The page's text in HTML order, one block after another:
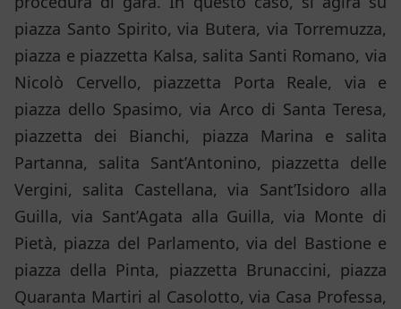
piazza Santo Spirito, via Butera, via Torremuzza,
piazza e piazzetta Kalsa, salita Santi Romano, via
Nicolò Cervello, piazzetta Porta Reale, via e
piazza dello Spasimo, via Arco di Santa Teresa,
piazzetta dei Bianchi, piazza Marina e salita
Partanna, salita Sant’Antonino, piazzetta delle
Vergini, salita Castellana, via Sant’Isidoro alla
Guilla, via Sant’Agata alla Guilla, via Monte di
Pietà, piazza del Parlamento, via del Bastione e
piazza della Pinta, piazzetta Brunaccini, piazza
Quaranta Martiri al Casolotto, via Casa Professa,